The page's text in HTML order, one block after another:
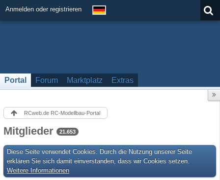
Anmelden oder registrieren
Portal Forum Marktplatz Extras
RCweb.de RC-Modellbau-Portal
Mitglieder 21.653
Diese Seite verwendet Cookies. Durch die Nutzung unserer Seite
erklären Sie sich damit einverstanden, dass wir Cookies setzen.
Weitere Informationen